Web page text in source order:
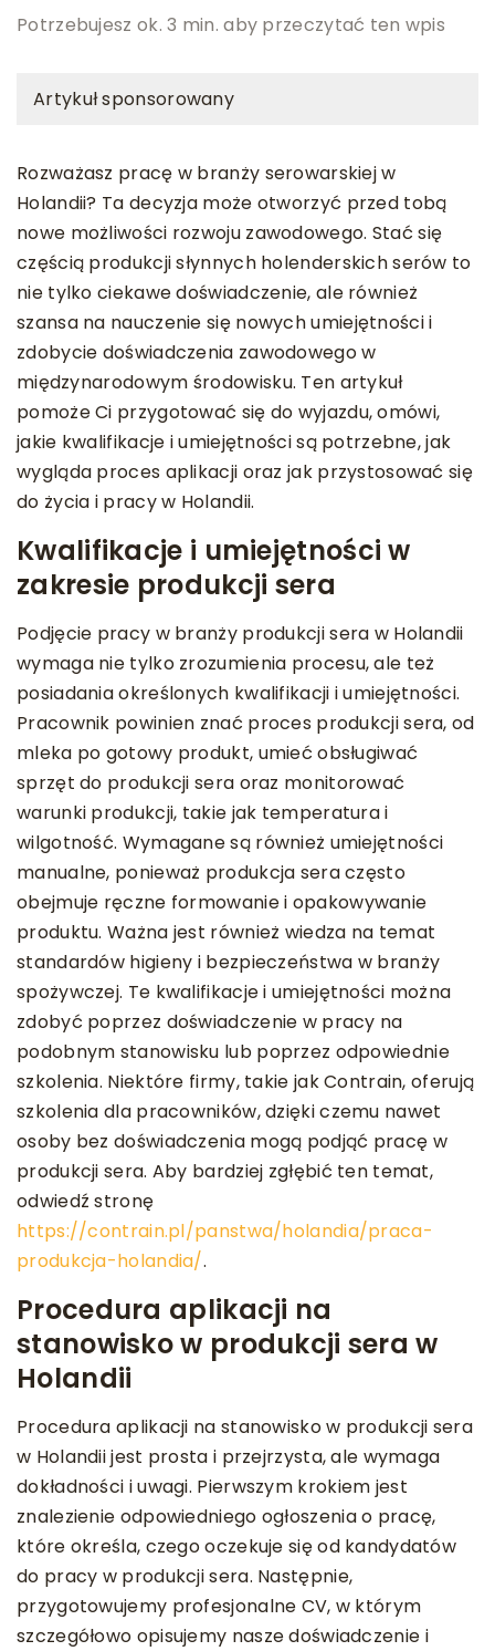
Potrzebujesz ok. 3 min. aby przeczytać ten wpis
Artykuł sponsorowany
Rozważasz pracę w branży serowarskiej w
Holandii? Ta decyzja może otworzyć przed tobą
nowe możliwości rozwoju zawodowego. Stać się
częścią produkcji słynnych holenderskich serów to
nie tylko ciekawe doświadczenie, ale również
szansa na nauczenie się nowych umiejętności i
zdobycie doświadczenia zawodowego w
międzynarodowym środowisku. Ten artykuł
pomoże Ci przygotować się do wyjazdu, omówi,
jakie kwalifikacje i umiejętności są potrzebne, jak
wygląda proces aplikacji oraz jak przystosować się
do życia i pracy w Holandii.
Kwalifikacje i umiejętności w
zakresie produkcji sera
Podjęcie pracy w branży produkcji sera w Holandii
wymaga nie tylko zrozumienia procesu, ale też
posiadania określonych kwalifikacji i umiejętności.
Pracownik powinien znać proces produkcji sera, od
mleka po gotowy produkt, umieć obsługiwać
sprzęt do produkcji sera oraz monitorować
warunki produkcji, takie jak temperatura i
wilgotność. Wymagane są również umiejętności
manualne, ponieważ produkcja sera często
obejmuje ręczne formowanie i opakowywanie
produktu. Ważna jest również wiedza na temat
standardów higieny i bezpieczeństwa w branży
spożywczej. Te kwalifikacje i umiejętności można
zdobyć poprzez doświadczenie w pracy na
podobnym stanowisku lub poprzez odpowiednie
szkolenia. Niektóre firmy, takie jak Contrain, oferują
szkolenia dla pracowników, dzięki czemu nawet
osoby bez doświadczenia mogą podjąć pracę w
produkcji sera. Aby bardziej zgłębić ten temat,
odwiedź stronę
https://contrain.pl/panstwa/holandia/praca-
produkcja-holandia/.
Procedura aplikacji na
stanowisko w produkcji sera w
Holandii
Procedura aplikacji na stanowisko w produkcji sera
w Holandii jest prosta i przejrzysta, ale wymaga
dokładności i uwagi. Pierwszym krokiem jest
znalezienie odpowiedniego ogłoszenia o pracę,
które określa, czego oczekuje się od kandydatów
do pracy w produkcji sera. Następnie,
przygotowujemy profesjonalne CV, w którym
szczegółowo opisujemy nasze doświadczenie i